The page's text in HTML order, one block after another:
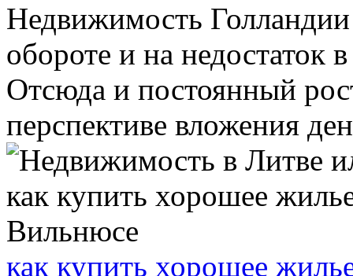
Недвижимость
обороте и на недостаток
Отсюда и постоянный
перспективе вложения
как купить хорошее